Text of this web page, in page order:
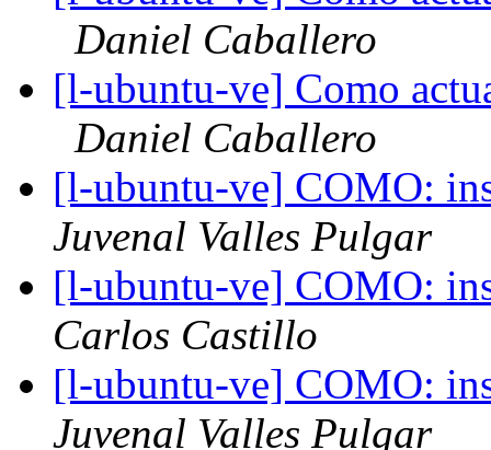
Daniel Caballero
[l-ubuntu-ve] Como
Daniel Caballero
[l-ubuntu-ve] COMO:
Juvenal Valles Pulgar
[l-ubuntu-ve] COMO:
Carlos Castillo
[l-ubuntu-ve] COMO:
Juvenal Valles Pulgar